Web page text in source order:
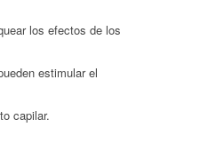
los efectos de los
estimular el
capilar.